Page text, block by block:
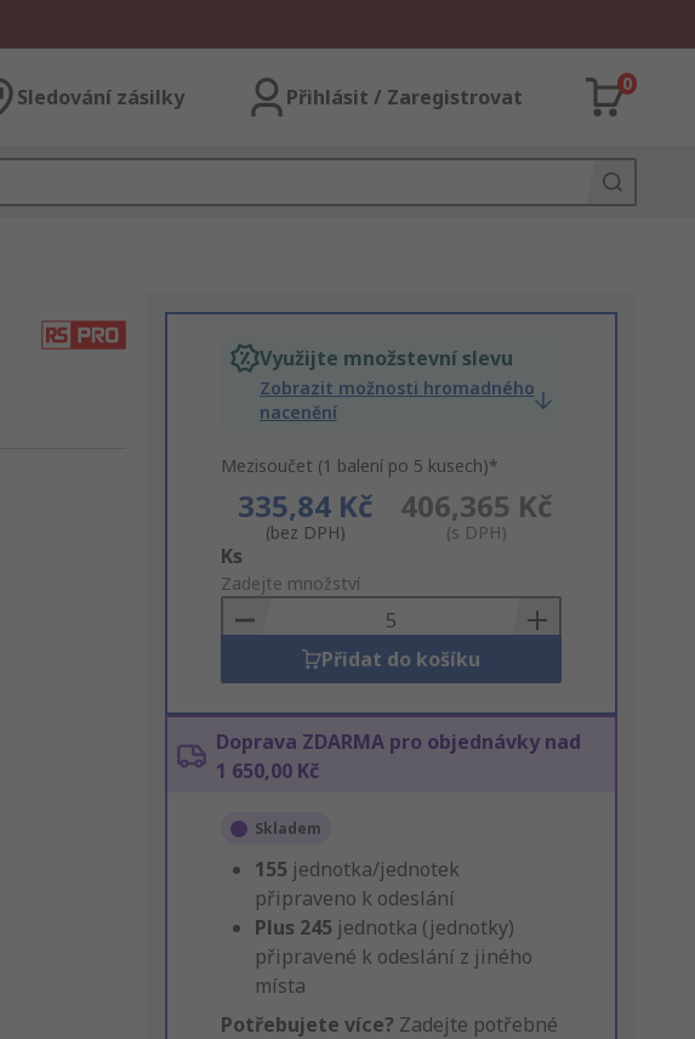
Sledování zásilky Přihlásit / Zaregistrovat
0
Využijte množstevní slevu
Zobrazit možnosti hromadného
nacenění
Mezisoučet (1 balení po 5 kusech)*
335,84 Kč
(bez DPH)
406,365 Kč
(s DPH)
Add
to
Basket
Ks
Zadejte množství
Přidat do košíku
Doprava ZDARMA pro objednávky nad
1 650,00 Kč
Skladem
155 jednotka/jednotek
připraveno k odeslání
Plus 245 jednotka (jednotky)
připravené k odeslání z jiného
místa
Potřebujete více? Zadejte potřebné